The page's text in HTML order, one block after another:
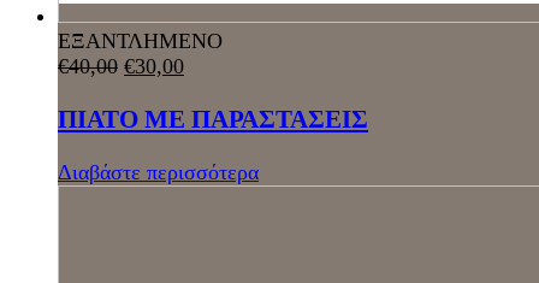
ΕΞΑΝΤΛΗΜΕΝΟ
€40,00 €30,00
ΠΙΑΤΟ ΜΕ ΠΑΡΑΣΤΑΣΕΙΣ
Διαβάστε περισσότερα